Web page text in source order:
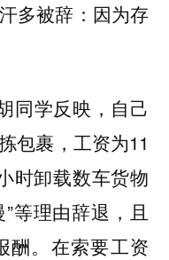
多被辞：因为存
同学反映，自己
包裹，工资为11
时卸载数车货物
等理由辞退，且
酬。在索要工资